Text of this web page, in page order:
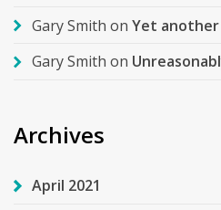
Gary Smith on Yet another
Gary Smith on
Archives
April 2021